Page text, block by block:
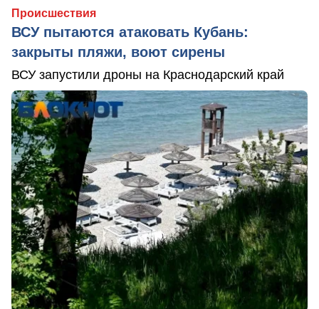
Происшествия
ВСУ пытаются атаковать Кубань:
закрыты пляжи, воют сирены
ВСУ запустили дроны на Краснодарский край